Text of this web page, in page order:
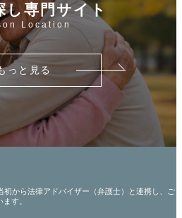
し専門サイト
Location
っと見る
初から法律アドバイザー（弁護士）と連携し、ご
す。